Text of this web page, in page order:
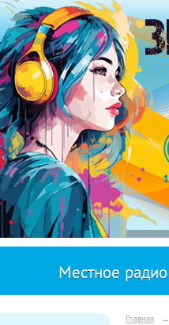
Местное радио
Главная →